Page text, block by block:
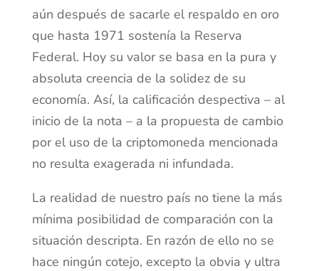
aún después de sacarle el respaldo en oro
que hasta 1971 sostenía la Reserva
Federal. Hoy su valor se basa en la pura y
absoluta creencia de la solidez de su
economía. Así, la calificación despectiva – al
inicio de la nota – a la propuesta de cambio
por el uso de la criptomoneda mencionada
no resulta exagerada ni infundada.
La realidad de nuestro país no tiene la más
mínima posibilidad de comparación con la
situación descripta. En razón de ello no se
hace ningún cotejo, excepto la obvia y ultra